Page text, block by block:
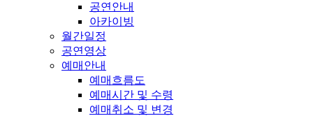
공연안내
아카이빙
월간일정
공연영상
예매안내
예매흐름도
예매시간 및 수령
예매취소 및 변경